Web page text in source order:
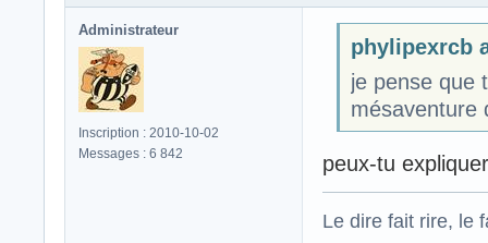
Administrateur
Inscription : 2010-10-02
Messages : 6 842
phylipexrcb
je pense que
mésaventure
peux-tu
Le dire fait rire, le